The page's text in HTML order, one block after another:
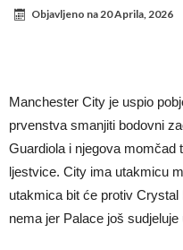
Mesi, znate li ko je drugi?
Objavljeno na20 Aprila, 2026
Manchester City je uspio
prvenstva smanjiti bodovni
Guardiola i njegova momčad
ljestvice. City ima utakmicu
utakmica bit će protiv
nema jer Palace još